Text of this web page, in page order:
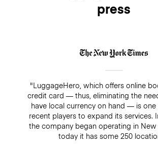
press
"LuggageHero, which offers online
credit card — thus, eliminating the
have local currency on hand — is
recent players to expand its services.
the company began operating in
today it has some 250